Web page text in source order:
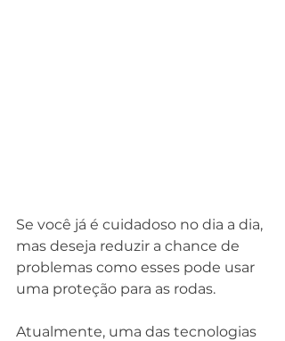
Se você já é cuidadoso no dia a dia,
mas deseja reduzir a chance de
problemas como esses pode usar
uma proteção para as rodas.
Atualmente, uma das tecnologias